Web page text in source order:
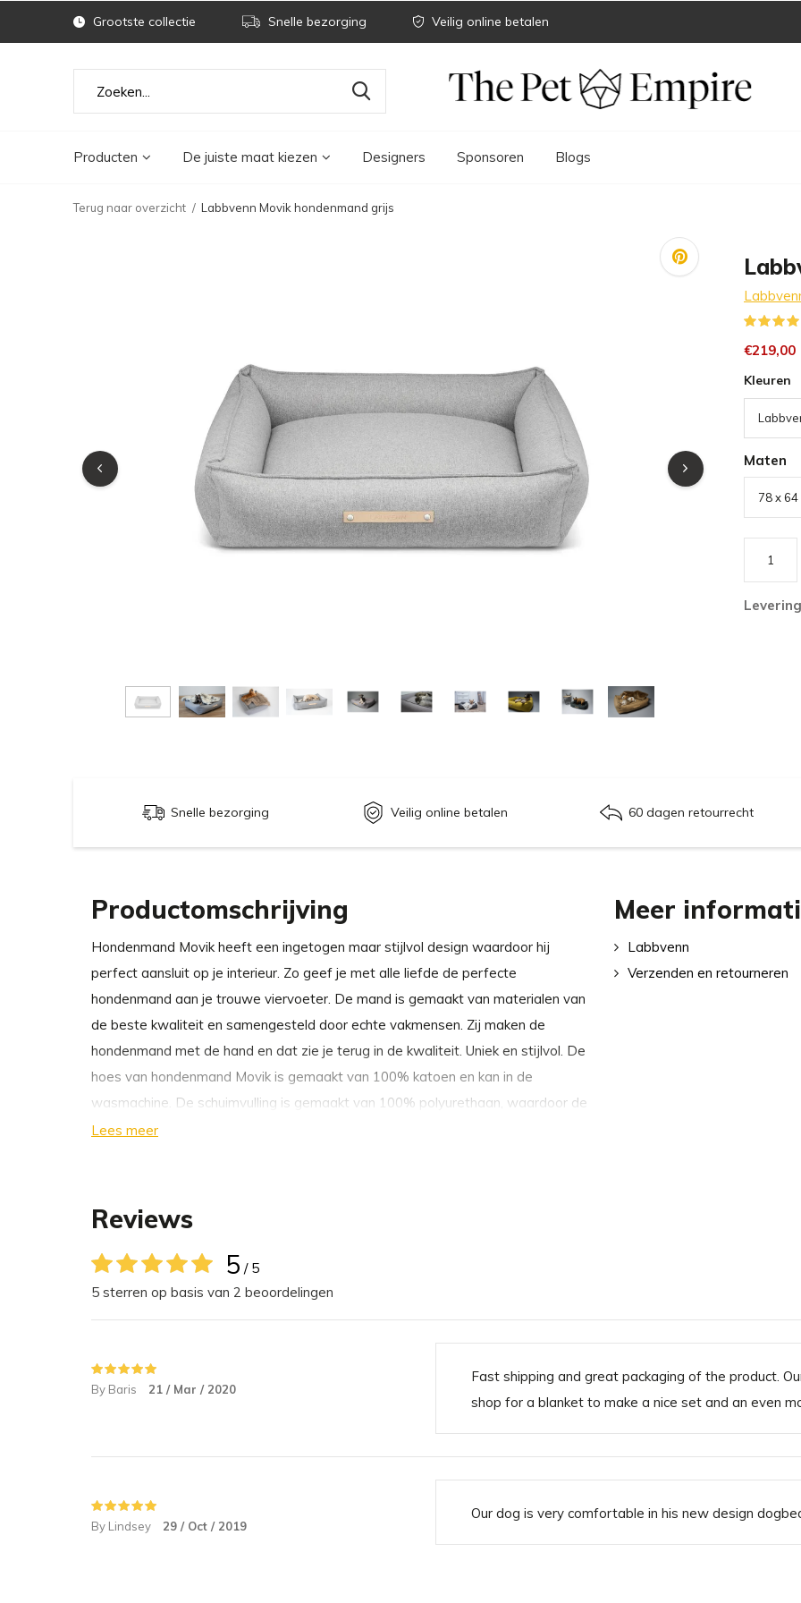
Producten De juiste maat kiezen Designers Sponsoren Blogs
Grootste collectie Snelle bezorging Veilig online betalen
Terug naar overzicht Labbvenn Movik hondenmand grijs
€219,00
Kleuren
Maten
Snelle bezorging Veilig online betalen 60 dagen retourrecht
Productomschrijving
Hondenmand Movik heeft een ingetogen maar stijlvol design waardoor hij
perfect aansluit op je interieur. Zo geef je met alle liefde de perfecte
hondenmand aan je trouwe viervoeter. De mand is gemaakt van materialen van
de beste kwaliteit en samengesteld door echte vakmensen. Zij maken de
hondenmand met de hand en dat zie je terug in de kwaliteit. Uniek en stijlvol. De
hoes van hondenmand Movik is gemaakt van 100% katoen en kan in de
wasmachine. De schuimvulling is gemaakt van 100% polyurethaan, waardoor de
mand zeer elastisch is, druk- en vervormingsbestendig en anti-allergeen.
Vervormingsbestendig
Comfortabel
Top kwaliteit
Verkrijgbaar in drie formaten
Matras
De zijkanten van het bed zijn zacht, maar ook stevig genoeg om het hoofd en
Lees meer
Meer
Labbvenn
Verzenden en retourneren
Reviews
5 / 5
5 sterren op basis van 2 beoordelingen
By Baris 21 / Mar / 2020
Fast shipping and great packaging of the product.
shop for a blanket to make a nice set and an even
By Lindsey 29 / Oct / 2019
Our dog is very comfortable in his new design